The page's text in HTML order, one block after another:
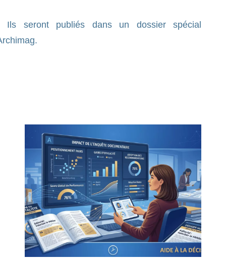
Ils seront publiés dans un dossier spécial